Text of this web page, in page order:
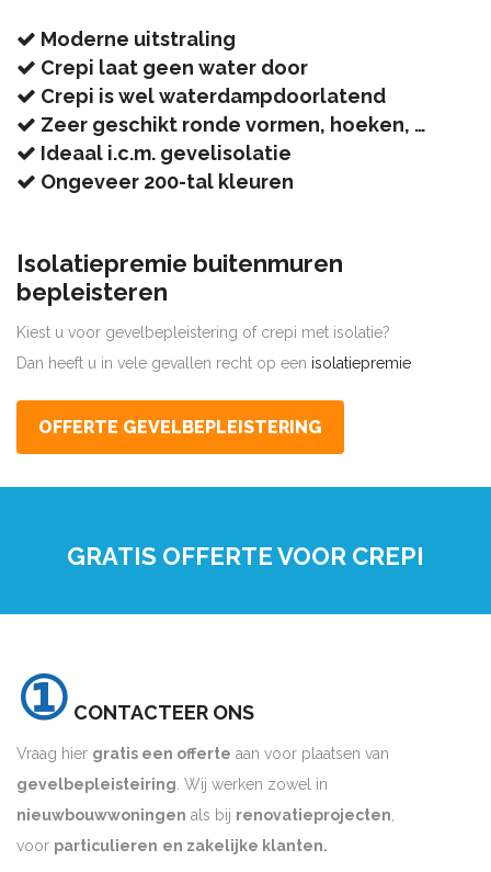
Moderne uitstraling
Crepi laat geen water door
Crepi is wel waterdampdoorlatend
Zeer geschikt ronde vormen, hoeken, …
Ideaal i.c.m. gevelisolatie
Ongeveer 200-tal kleuren
Isolatiepremie buitenmuren
bepleisteren
Kiest u voor gevelbepleistering of crepi met isolatie?
Dan heeft u in vele gevallen recht op een isolatiepremie
OFFERTE GEVELBEPLEISTERING
GRATIS OFFERTE VOOR CREPI
① CONTACTEER ONS
Vraag hier gratis een offerte aan voor plaatsen van
gevelbepleisteiring. Wij werken zowel in
nieuwbouwwoningen als bij renovatieprojecten,
voor particulieren en zakelijke klanten.